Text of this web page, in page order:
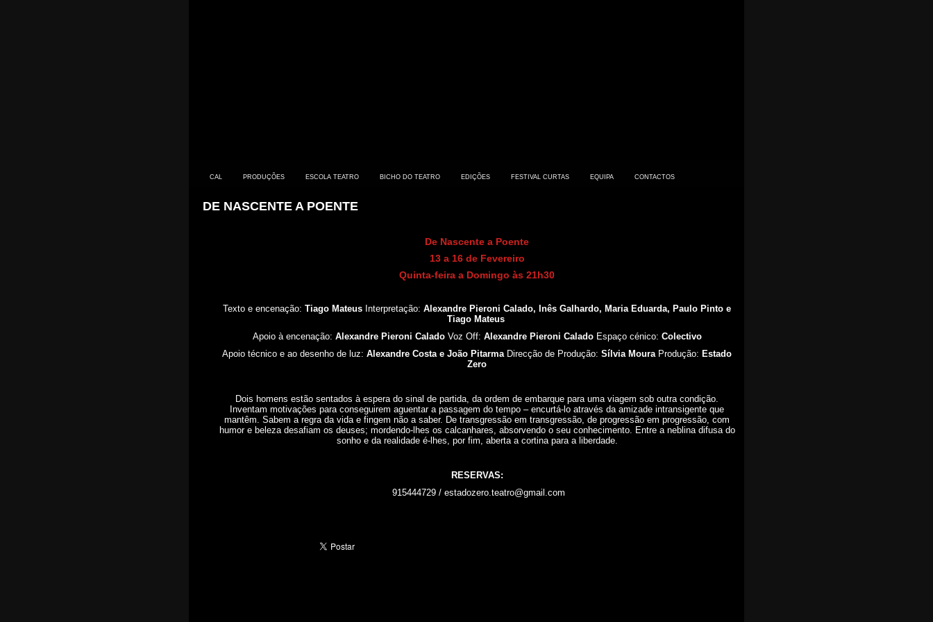
CAL - Centro de Artes de
R. santa Engrácia 12A,
as@primeiros-sintomas.co
DE NASCENTE A POENTE
De Nascente a Poente
13 a 16 de Fevereiro
Quinta-feira a Domingo às 21h30
Texto e encenação: Tiago Mateus Interpretação: Alexandre Pieroni Calado, Inês Galhardo, Maria Eduarda, Paulo Pinto e
Tiago Mateus
Apoio à encenação: Alexandre Pieroni CaladoVoz Off: Alexandre Pieroni CaladoEspaço cénico: Colectivo
Apoio técnico e ao desenho de luz: Alexandre Costa e João PitarmaDirecção de Produção: Sílvia MouraProdução: Estado
Zero
Dois homens estão sentados à espera do sinal de partida, da ordem de embarque para uma viagem sob outra condição.
Inventam motivações para conseguirem aguentar a passagem do tempo – encurtá-lo através da amizade intransigente que
mantêm. Sabem a regra da vida e fingem não a saber. De transgressão em transgressão, de progressão em progressão, com
humor e beleza desafiam os deuses; mordendo-lhes os calcanhares, absorvendo o seu conhecimento. Entre a neblina difusa do
sonho e da realidade é-lhes, por fim, aberta a cortina para a liberdade.
RESERVAS:
915444729 / estadozero.teatro@gmail.com
CAL PRODUÇÕES ESCOLA TEATRO BICHO DO TEATRO EDIÇÕES FESTIVAL CURTAS EQUIPA CONTACTOS